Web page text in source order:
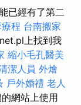
已經有了第二
程 台南搬家
上找到我
縮小毛孔醫美
潔人員 外燴
戶外婚禮 老人
網站上使用